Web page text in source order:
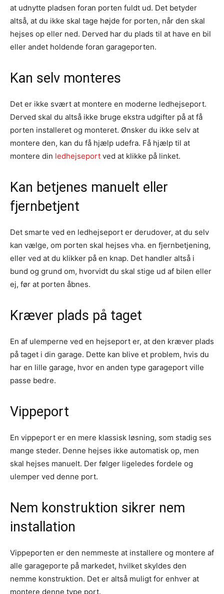
at udnytte pladsen foran porten fuldt ud. Det betyder
altså, at du ikke skal tage højde for porten, når den skal
hejses op eller ned. Derved har du plads til at have en bil
eller andet holdende foran garageporten.
Kan selv monteres
Det er ikke svært at montere en moderne ledhejseport.
Derved skal du altså ikke bruge ekstra udgifter på at få
porten installeret og monteret. Ønsker du ikke selv at
montere den, kan du få hjælp udefra. Få hjælp til at
montere din ledhejseport ved at klikke på linket.
Kan betjenes manuelt eller
fjernbetjent
Det smarte ved en ledhejseport er derudover, at du selv
kan vælge, om porten skal hejses vha. en fjernbetjening,
eller ved at du klikker på en knap. Det handler altså i
bund og grund om, hvorvidt du skal stige ud af bilen eller
ej, før at porten åbnes.
Kræver plads på taget
En af ulemperne ved en hejseport er, at den kræver plads
på taget i din garage. Dette kan blive et problem, hvis du
har en lille garage, hvor en anden type garageport ville
passe bedre.
Vippeport
En vippeport er en mere klassisk løsning, som stadig ses
mange steder. Denne hejses ikke automatisk op, men
skal hejses manuelt. Der følger ligeledes fordele og
ulemper ved denne port.
Nem konstruktion sikrer nem
installation
Vippeporten er den nemmeste at installere og montere af
alle garageporte på markedet, hvilket skyldes den
nemme konstruktion. Det er altså muligt for enhver at
montere denne type port.